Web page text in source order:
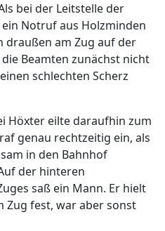
bei der Leitstelle der
Notruf aus Holzminden
draußen am Zug auf der
Beamten zunächst nicht
schlechten Scherz
Höxter eilte daraufhin zum
genau rechtzeitig ein, als
in den Bahnhof
der hinteren
saß ein Mann. Er hielt
Zug fest, war aber sonst